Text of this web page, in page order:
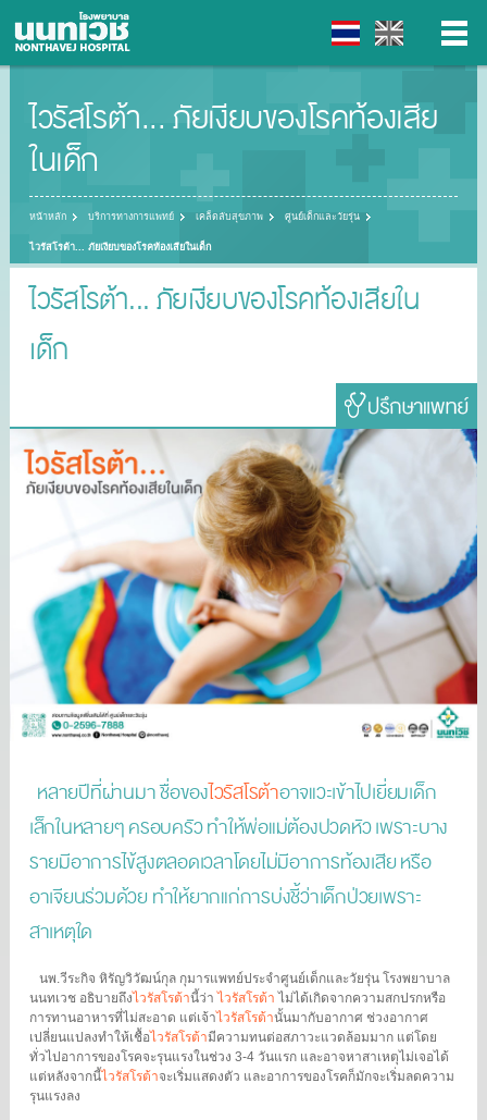
ไวรัสโรต้า... ภัยเงียบของโรคท้องเสีย
ในเด็ก
หน้าหลัก บริการทางการแพทย์ เคล็ดลับสุขภาพ ศูนย์เด็กและวัยรุ่น
ไวรัสโรต้า... ภัยเงียบของโรคท้องเสียในเด็ก
ไวรัสโรต้า... ภัยเงียบของโรคท้องเสียใน
เด็ก
หลายปีที่ผ่านมา ชื่อของไวรัสโรต้าอาจแวะเข้าไปเยี่ยมเด็ก
เล็กในหลายๆ ครอบครัว ทำให้พ่อแม่ต้องปวดหัว เพราะบาง
รายมีอาการไข้สูงตลอดเวลาโดยไม่มีอาการท้องเสีย หรือ
อาเจียนร่วมด้วย ทำให้ยากแก่การบ่งชี้ว่าเด็กป่วยเพราะ
สาเหตุใด
นพ.วีระกิจ หิรัญวิวัฒน์กุล กุมารแพทย์ประจำศูนย์เด็กและวัยรุ่น โรงพยาบาล
นนทเวช อธิบายถึงไวรัสโรต้านี้ว่าไวรัสโรต้า ไม่ได้เกิดจากความสกปรกหรือ
การทานอาหารที่ไม่สะอาด แต่เจ้าไวรัสโรต้านั้นมากับอากาศ ช่วงอากาศ
เปลี่ยนแปลงทำให้เชื้อไวรัสโรต้ามีความทนต่อสภาวะแวดล้อมมาก แต่โดย
ทั่วไปอาการของโรคจะรุนแรงในช่วง 3-4 วันแรก และอาจหาสาเหตุไม่เจอได้
แต่หลังจากนี้ไวรัสโรต้าจะเริ่มแสดงตัว และอาการของโรคก็มักจะเริ่มลดความ
รุนแรงลง